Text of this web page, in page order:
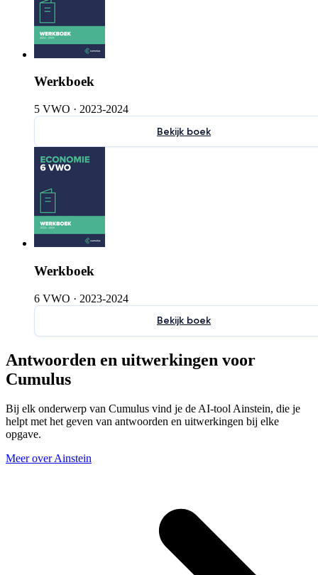
Werkboek
5 VWO · 2023-2024
Bekijk boek
Werkboek
6 VWO · 2023-2024
Bekijk boek
Antwoorden en uitwerkingen voor
Cumulus
Bij elk onderwerp van Cumulus vind je de AI-tool Ainstein, die je
helpt met het geven van antwoorden en uitwerkingen bij elke
opgave.
Meer over Ainstein